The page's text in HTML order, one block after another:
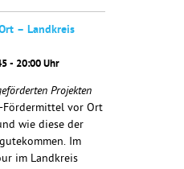
– Landkreis
- 20:00 Uhr
Projekten
Fördermittel vor Ort
wie diese der
Im
im Landkreis